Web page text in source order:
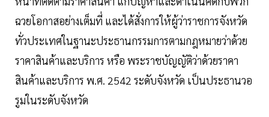
ฉวยโอกาสอย่างเต็มที่ และได้สั่งการให้ผู้ว่าราชการจังหวัด
ทั่วประเทศในฐานะประธานกรรมการตามกฎหมายว่าด้วย
ราคาสินค้าและบริการ หรือ พระราชบัญญัติว่าด้วยราคา
สินค้าและบริการ พ.ศ. 2542 ระดับจังหวัด เป็นประธานวอ
รูมในระดับจังหวัด